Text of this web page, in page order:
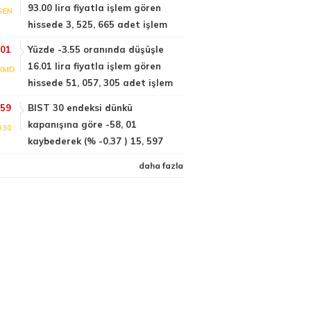
93.00 lira fiyatla işlem gören
hissede 3, 525, 665 adet işlem
Yüzde -3.55 oranında düşüşle
16.01 lira fiyatla işlem gören
hissede 51, 057, 305 adet işlem
BIST 30 endeksi dünkü
kapanışına göre -58, 01
kaybederek (% -0.37 ) 15, 597
daha fazla